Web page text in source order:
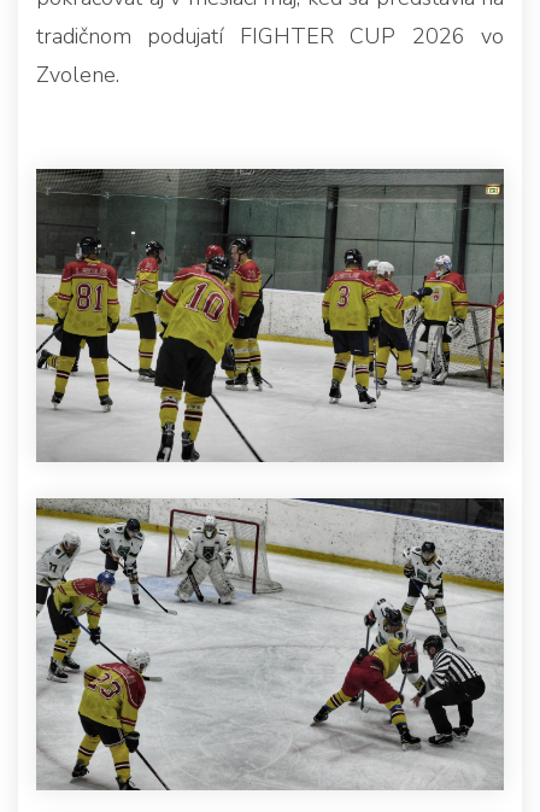
tradičnom podujatí FIGHTER CUP 2026 vo
Zvolene.